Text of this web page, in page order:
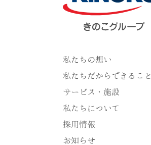
私たちの想い
私たちだからできること
サービス・施設
私たちについて
採用情報
お知らせ